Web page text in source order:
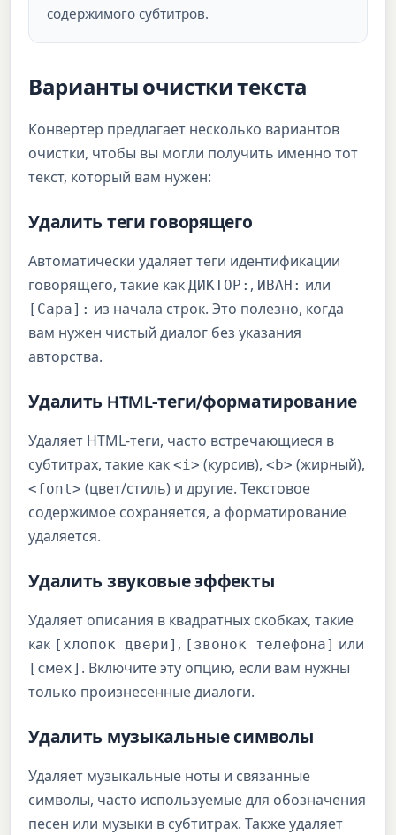
содержимого субтитров.
Варианты очистки текста
Конвертер предлагает несколько вариантов
очистки, чтобы вы могли получить именно тот
текст, который вам нужен:
Удалить теги говорящего
Автоматически удаляет теги идентификации
говорящего, такие какДИКТОР: , ИВАН: или
[Сара]: из начала строк. Это полезно, когда
вам нужен чистый диалог без указания
авторства.
Удалить HTML-теги/форматирование
Удаляет HTML-теги, часто встречающиеся в
субтитрах, такие как<i> (курсив),<b> (жирный),
<font> (цвет/стиль) и другие. Текстовое
содержимое сохраняется, а форматирование
удаляется.
Удалить звуковые эффекты
Удаляет описания в квадратных скобках, такие
как [хлопок двери] , [звонок телефона] или
[смех] . Включите эту опцию, если вам нужны
только произнесенные диалоги.
Удалить музыкальные символы
Удаляет музыкальные ноты и связанные
символы, часто используемые для обозначения
песен или музыки в субтитрах. Также удаляет